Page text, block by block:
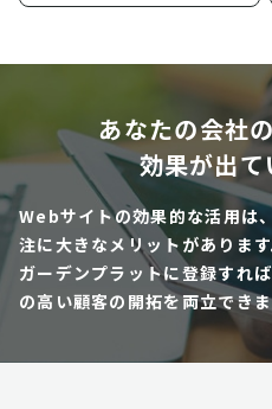
あなたの会社
効果が出て
Webサイトの効果的な活用は
注に大きなメリットがあります
ガーデンプラットに登録すれ
の高い顧客の開拓を両立できま